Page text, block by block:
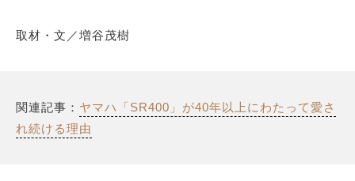
取材・文／増谷茂樹
関連記事： ヤマハ「SR400」が40年以上にわたって愛さ
れ続ける理由